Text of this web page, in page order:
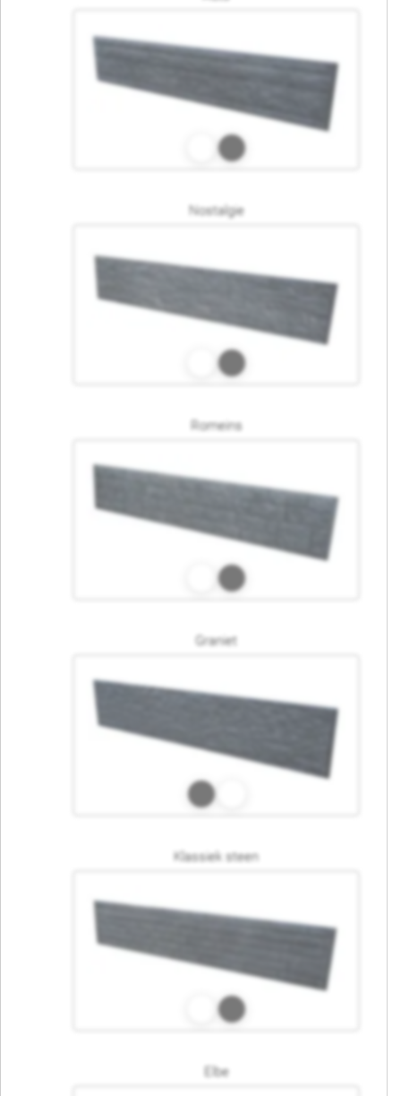
Nostalgie
Romeins
Graniet
Klassiek steen
Elbe